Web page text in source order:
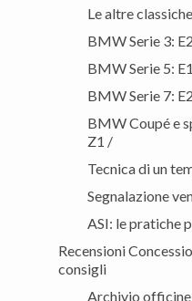
Le altre
BMW Serie 3:
BMW Serie 5:
BMW Serie 7:
BMW Coupé e
Z1 /
Tecnica di un
Segnalazione
ASI: le pratiche
Recensioni
consigli
Archivio